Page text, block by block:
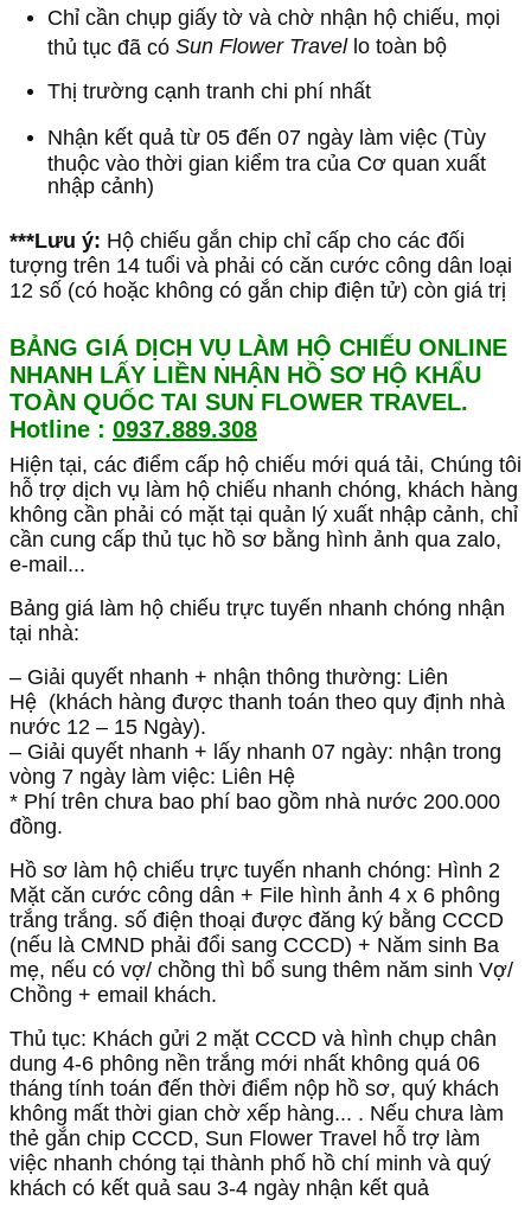
Chỉ cần chụp giấy tờ và chờ nhận hộ chiếu, mọi
thủ tục đã có Sun Flower Travel lo toàn bộ
Thị trường cạnh tranh chi phí nhất
Nhận kết quả từ 05 đến 07 ngày làm việc (Tùy
thuộc vào thời gian kiểm tra của Cơ quan xuất
nhập cảnh)
***Lưu ý: Hộ chiếu gắn chip chỉ cấp cho các đối
tượng trên 14 tuổi và phải có căn cước công dân loại
12 số (có hoặc không có gắn chip điện tử) còn giá trị
BẢNG GIÁ DỊCH VỤ LÀM HỘ CHIẾU ONLINE
NHANH LẤY LIỀN NHẬN HỒ SƠ HỘ KHẨU
TOÀN QUỐC TAI SUN FLOWER TRAVEL.
Hotline : 0937.889.308
Hiện tại, các điểm cấp hộ chiếu mới quá tải, Chúng tôi
hỗ trợ dịch vụ làm hộ chiếu nhanh chóng, khách hàng
không cần phải có mặt tại quản lý xuất nhập cảnh, chỉ
cần cung cấp thủ tục hồ sơ bằng hình ảnh qua zalo,
e-mail...
Bảng giá làm hộ chiếu trực tuyến nhanh chóng nhận
tại nhà:
– Giải quyết nhanh + nhận thông thường: Liên
Hệ (khách hàng được thanh toán theo quy định nhà
nước 12 – 15 Ngày).
– Giải quyết nhanh + lấy nhanh 07 ngày: nhận trong
vòng 7 ngày làm việc: Liên Hệ
* Phí trên chưa bao phí bao gồm nhà nước 200.000
đồng.
Hồ sơ làm hộ chiếu trực tuyến nhanh chóng: Hình 2
Mặt căn cước công dân + File hình ảnh 4 x 6 phông
trắng trắng. số điện thoại được đăng ký bằng CCCD
(nếu là CMND phải đổi sang CCCD) + Năm sinh Ba
mẹ, nếu có vợ/ chồng thì bổ sung thêm năm sinh Vợ/
Chồng + email khách.
Thủ tục: Khách gửi 2 mặt CCCD và hình chụp chân
dung 4-6 phông nền trắng mới nhất không quá 06
tháng tính toán đến thời điểm nộp hồ sơ, quý khách
không mất thời gian chờ xếp hàng... . Nếu chưa làm
thẻ gắn chip CCCD, Sun Flower Travel hỗ trợ làm
việc nhanh chóng tại thành phố hồ chí minh và quý
khách có kết quả sau 3-4 ngày nhận kết quả